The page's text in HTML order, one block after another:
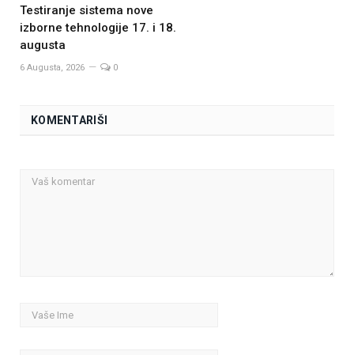
Testiranje sistema nove
izborne tehnologije 17. i 18.
augusta
6 Augusta, 2026 0
KOMENTARIŠI